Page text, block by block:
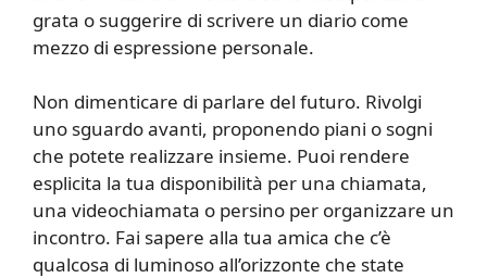
grata o suggerire di scrivere un diario come
mezzo di espressione personale.
Non dimenticare di parlare del futuro. Rivolgi
uno sguardo avanti, proponendo piani o sogni
che potete realizzare insieme. Puoi rendere
esplicita la tua disponibilità per una chiamata,
una videochiamata o persino per organizzare un
incontro. Fai sapere alla tua amica che c’è
qualcosa di luminoso all’orizzonte che state